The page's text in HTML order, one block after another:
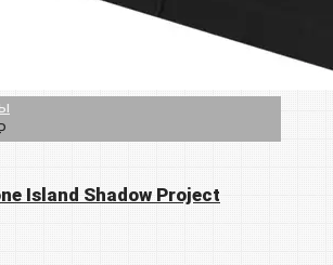
Island Shadow Project